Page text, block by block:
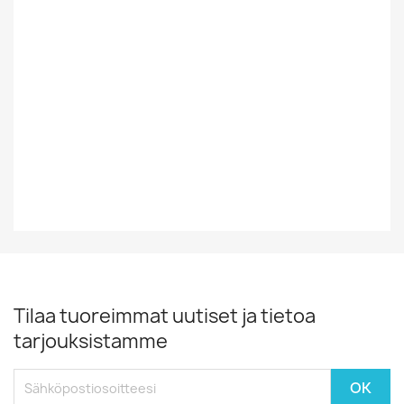
Tilaa tuoreimmat uutiset ja tietoa
tarjouksistamme